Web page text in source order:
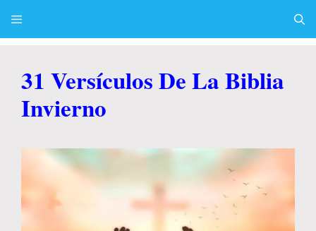
31 Versículos De La Biblia
Invierno